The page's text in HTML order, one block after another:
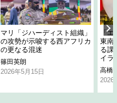
マリ「ジハーディスト組織」
の攻勢が示唆する西アフリカ
の更なる混迷
篠田英朗
2026年5月15日
「
東南
る課
イラ
高橋
2026